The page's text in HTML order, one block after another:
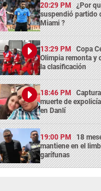
20:29 PM ¿Por
suspendió partido
Miami ?
13:29 PM Copa
Olimpia remonta y
la clasificación
18:46 PM
muerte de
en Danlí
19:00 PM 18
mantiene en el
garífunas